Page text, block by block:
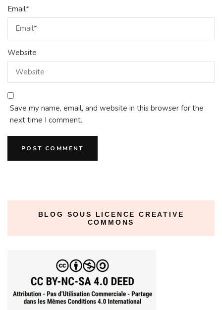
Email*
Website
Save my name, email, and website in this browser for the
next time I comment.
BLOG SOUS LICENCE CREATIVE
COMMONS